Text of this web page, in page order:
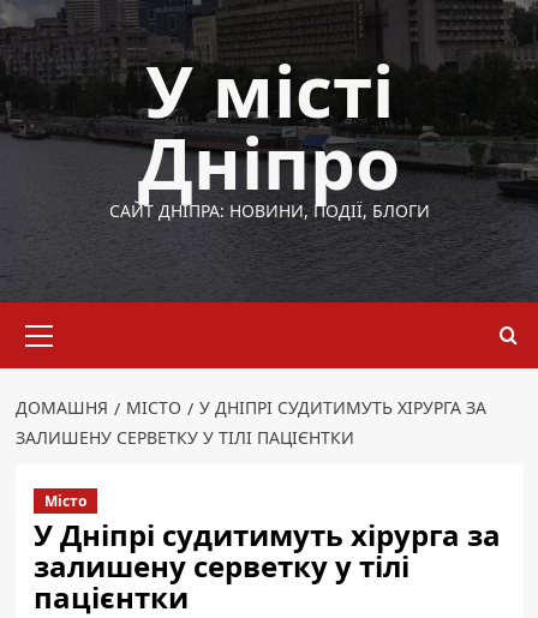
Перейти
до
вмісту
У місті
Дніпро
САЙТ ДНІПРА: НОВИНИ, ПОДІЇ, БЛОГИ
меню
ДОМАШНЯ МІСТО
У ДНІПРІ СУДИТИМУТЬ ХІРУРГА ЗА
ЗАЛИШЕНУ СЕРВЕТКУ У ТІЛІ ПАЦІЄНТКИ
Місто
У Дніпрі судитимуть хірурга за
залишену серветку у тілі
пацієнтки